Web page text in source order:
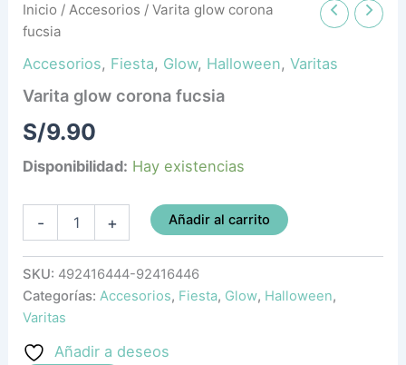
Inicio /Accesorios / Varita glow corona
fucsia
Accesorios, Fiesta, Glow, Halloween,Varitas
Varita glow corona fucsia
S/9.90
Disponibilidad: Hay existencias
- + Añadir al carrito
SKU: 492416444-92416446
Categorías:Accesorios, Fiesta, Glow, Halloween,
Varitas
Añadir a deseos